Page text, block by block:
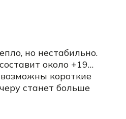
но нестабильно.
около +19…
короткие
станет больше